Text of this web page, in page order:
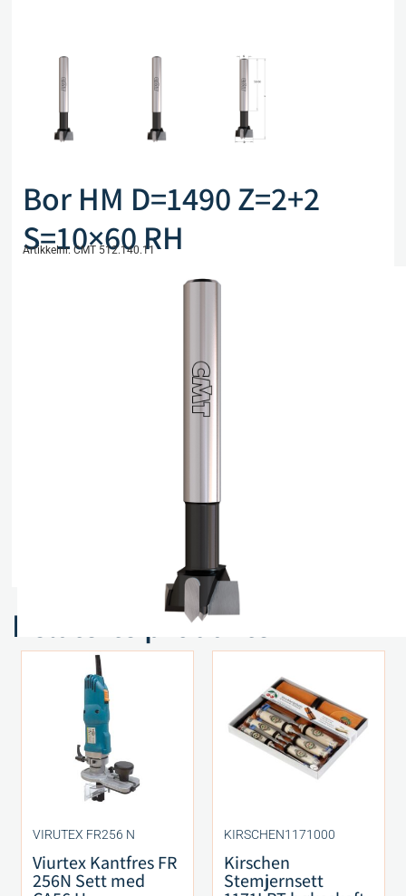
Bor HM D=1490 Z=2+2
S=10×60 RH
Artikkelnr. CMT 512.140.11
Sammenlign
Relaterte produkter
VIRUTEX FR256 N
Viurtex Kantfres FR
256N Sett med
KIRSCHEN1171000
Kirschen
Stemjernsett